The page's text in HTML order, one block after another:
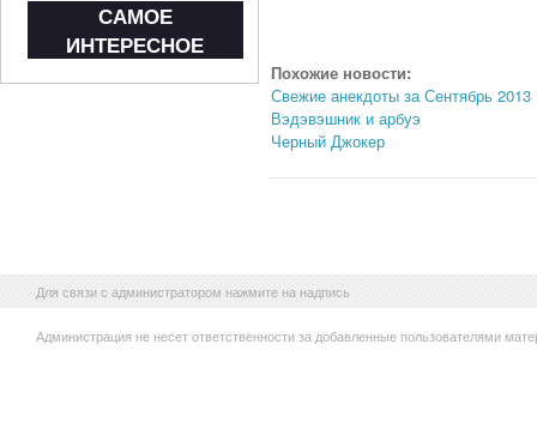
Похожие новости:
Свежие анекдоты за Сентябрь 2013
Вэдэвэшник и арбуэ
Черный Джокер
САМОЕ
ИНТЕРЕСНОЕ
Для связи с администратором нажмите на надпись
Администрация не несет ответственности за добавленные пользователями